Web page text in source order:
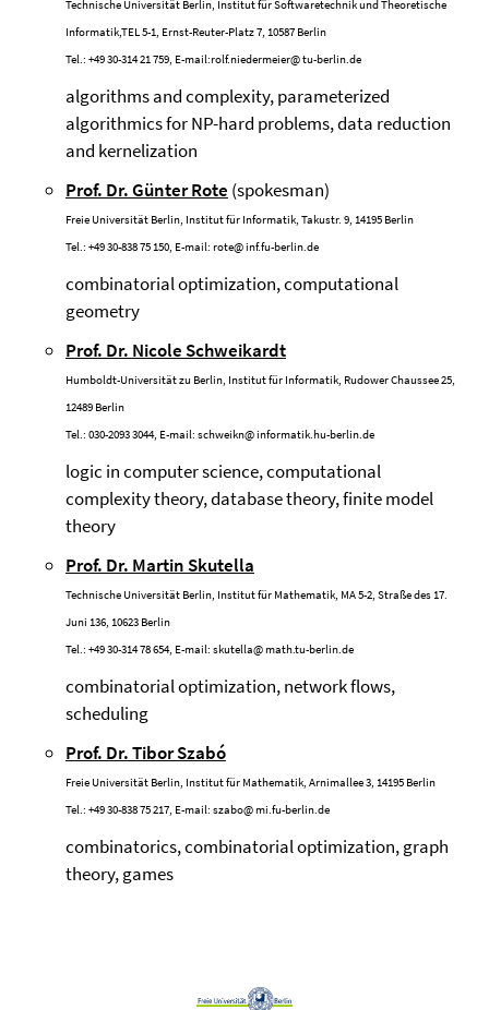
Technische Universität Berlin, Institut für Softwaretechnik und Theoretische
Informatik,TEL 5-1, Ernst-Reuter-Platz 7, 10587 Berlin
Tel.: +49 30-314 21 759, E-mail:rolf.niedermeier@tu-berlin.de
algorithms and complexity, parameterized
algorithmics for NP-hard problems, data reduction
and kernelization
Prof. Dr. Günter Rote (spokesman)
Freie Universität Berlin, Institut für Informatik, Takustr. 9, 14195 Berlin
Tel.: +49 30-838 75 150, E-mail: rote@inf.fu-berlin.de
combinatorial optimization, computational
geometry
Prof. Dr. Nicole Schweikardt
Humboldt-Universität zu Berlin, Institut für Informatik, Rudower Chaussee 25,
12489 Berlin
Tel.: 030-2093 3044, E-mail: schweikn@informatik.hu-berlin.de
logic in computer science, computational
complexity theory, database theory, finite model
theory
Prof. Dr. Martin Skutella
Technische Universität Berlin, Institut für Mathematik, MA 5-2, Straße des 17.
Juni 136, 10623 Berlin
Tel.: +49 30-314 78 654, E-mail: skutella@math.tu-berlin.de
combinatorial optimization, network flows,
scheduling
Prof. Dr. Tibor Szabó
Freie Universität Berlin, Institut für Mathematik, Arnimallee 3, 14195 Berlin
Tel.: +49 30-838 75 217, E-mail: szabo@mi.fu-berlin.de
combinatorics, combinatorial optimization, graph
theory, games